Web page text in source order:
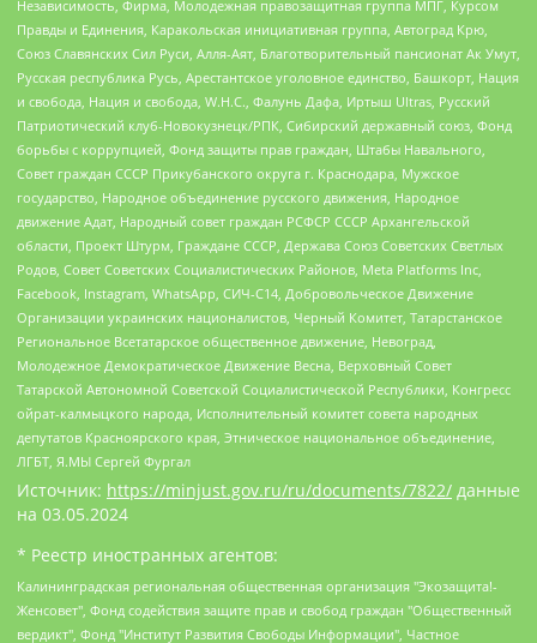
Независимость, Фирма, Молодежная правозащитная группа МПГ, Курсом
Правды и Единения, Каракольская инициативная группа, Автоград Крю,
Союз Славянских Сил Руси, Алля-Аят, Благотворительный пансионат Ак Умут,
Русская республика Русь, Арестантское уголовное единство, Башкорт, Нация
и свобода, Нация и свобода, W.H.С., Фалунь Дафа, Иртыш Ultras, Русский
Патриотический клуб-Новокузнецк/РПК, Сибирский державный союз, Фонд
борьбы с коррупцией, Фонд защиты прав граждан, Штабы Навального,
Совет граждан СССР Прикубанского округа г. Краснодара, Мужское
государство, Народное объединение русского движения, Народное
движение Адат, Народный совет граждан РСФСР СССР Архангельской
области, Проект Штурм, Граждане СССР, Держава Союз Советских Светлых
Родов, Совет Советских Социалистических Районов, Meta Platforms Inc,
Facebook, Instagram, WhatsApp, СИЧ-С14, Добровольческое Движение
Организации украинских националистов, Черный Комитет, Татарстанское
Региональное Всетатарское общественное движение, Невоград,
Молодежное Демократическое Движение Весна, Верховный Совет
Татарской Автономной Советской Социалистической Республики, Конгресс
ойрат-калмыцкого народа, Исполнительный комитет совета народных
депутатов Красноярского края, Этническое национальное объединение,
ЛГБТ, Я.МЫ Сергей Фургал
Источник: https://minjust.gov.ru/ru/documents/7822/ данные
на 03.05.2024
* Реестр иностранных агентов:
Калининградская региональная общественная организация "Экозащита!-Женсовет", Фонд содействия защите прав и свобод граждан "Общественный вердикт", Фонд "Институт Развития Свободы Информации", Частное учреждение "Информационное агентство МЕМО. РУ", Региональная общественная организация "Общественная комиссия по сохранению наследия академика Сахарова", Фонд поддержки свободы прессы, Санкт-Петербургская общественная правозащитная организация "Гражданский контроль", Межрегиональная общественная организация "Информационно-просветительский центр "Мемориал", Региональный Фонд "Центр Защиты Прав Средств Массовой Информации", с 05.12.2023 Фонд "Центр Защиты Прав Средств массовой информации", Региональная общественная благотворительная организация помощи беженцам и мигрантам "Гражданское содействие", Негосударственное образовательное учреждение дополнительного профессионального образования (повышение квалификации) специалистов "АКАДЕМИЯ ПО ПРАВАМ ЧЕЛОВЕКА", Свердловская региональная общественная организация "Сутяжник", Автономная некоммерческая организация "Центр независимых социологических исследований", Союз общественных объединений "Российский исследовательский центр по правам человека", Региональное общественное учреждение научно-информационный центр "МЕМОРИАЛ", Некоммерческая организация "Фонд защиты гласности", Автономная некоммерческая организация "Институт прав человека", Городская общественная организация "Екатеринбургское общество "МЕМОРИАЛ", Городская общественная организация "Рязанское историко-просветительское и правозащитное общество "Мемориал" (Рязанский Мемориал), Челябинский региональный орган общественной самодеятельности – женское общественное объединение "Женщины Евразии", Челябинский региональный орган общественной самодеятельности "Уральская правозащитная группа", Фонд содействия защите здоровья и социальной справедливости имени Андрея Рылькова, Автономная Некоммерческая Организация "Аналитический Центр Юрия Левады", Автономная некоммерческая организация социальной поддержки населения "Проект Апрель", Региональная общественная организация помощи женщинам и детям, находящимся в кризисной ситуации "Информационно-методический центр "Анна", Фонд содействия развитию массовых коммуникаций и правовому просвещению "Так-так-Так", Фонд содействия устойчивому развитию "Серебряная тайга", Свердловский региональный общественный фонд социальных проектов "Новое время", "Idel.Реалии", Кавказ.Реалии, Крым.Реалии, Телеканал Настоящее Время, Татаро-башкирская служба Радио Свобода (Azatliq Radiosi), Радио Свободная Европа/Радио Свобода (PCE/PC), "Сибирь.Реалии", "Фактограф", Благотворительный фонд помощи осужденным и их семьям, Автономная некоммерческая организация "Институт глобализации и социальных движений", Фонд "В защиту прав заключенных", Частное учреждение "Центр поддержки и содействия развитию средств массовой информации", Пензенский региональный общественный благотворительный фонд "Гражданский союз", "Север.Реалии", Некоммерческая организация Фонд "Правовая инициатива", Общество с ограниченной ответственностью "Радио Свободная Европа/Радио Свобода", Чешское информационное агентство "MEDIUM-ORIENT", Красноярская региональная общественная организация "Мы против СПИДа", Камалягин Денис Николаевич, Маркелов Сергей Евгеньевич, Пономарев Лев Александрович, Савицкая Людмила Алексеевна, Автономная некоммерческая организация "Центр по работе с проблемой насилия "НАСИЛИЮ.НЕТ", Межрегиональный профессиональный союз работников здравоохранения "Альянс врачей", Юридическое лицо, зарегистрированное в Латвийской Республике, SIA "Medusa Project" (регистрационный номер 40103797863, дата регистрации 10.06.2014), Некоммерческая организация "Фонд по борьбе с коррупцией", Автономная некоммерческая организация "Институт права и публичной политики", Баданин Роман Сергеевич, Гликин Максим Александрович, Железнова Мария Михайловна, Лукьянова Юлия Сергеевна, Маетная Елизавета Витальевна, Маняхин Петр Борисович, Чуракова Ольга Владимировна, Ярош Юлия Петровна, Юридическое лицо "The Insider SIA", зарегистрированное в Риге, Латвийская Республика (дата регистрации 26.06.2015), являющееся администратором доменного имени интернет-издания "The Insider SIA", https://theins.ru, Постернак Алексей Евгеньевич, Рубин Михаил Аркадьевич, Анин Роман Александрович, Юридическое лицо Istories fonds, зарегистрированное в Латвийской Республике (регистрационный номер 50008295751, дата регистрации 24.02.2020), Великовский Дмитрий Александрович, Долинина Ирина Николаевна, Мароховская Алеся Алексеевна, Шлейнов Роман Юрьевич, Шмагун Олеся Валентиновна, Общество с ограниченной ответственностью "Альтаир 2021", Общество с ограниченной ответственностью "Вега 2021", Общество с ограниченной ответственностью "Главный редактор 2021", Общество с ограниченной ответственностью "Ромашки монолит", Важенков Артем Валерьевич, Ивановская областная общественная организация "Центр гендерных исследований", Гурман Юрий Альбертович, Медиапроект "ОВД-Инфо", Егоров Владимир Владимирович, Жилинский Владимир Александрович, Общество с ограниченной ответственностью "ЗП", Иванова София Юрьевна, Карезина Инна Павловна, Кильтау Екатерина Викторовна, Петров Алексей Викторович, Пискунов Сергей Евгеньевич, Смирнов Сергей Сергеевич, Тихонов Михаил Сергеевич, Общество с ограниченной ответственностью "ЖУРНАЛИСТ-ИНОСТРАННЫЙ АГЕНТ", Арапова Галина Юрьевна, Вольтская Татьяна Анатольевна, Американская компания "Mason G.E.S. Anonymous Foundation" (США), являющаяся владельцем интернет-издания https://mnews.world/, Компания "Stichting Bellingcat", зарегистрированная в Нидерландах (дата регистрации 11.07.2018), Захаров Андрей Вячеславович, Клепиковская Екатерина Дмитриевна, Общество с ограниченной ответственностью "МЕМО", Перл Роман Александрович, Симонов Евгений Алексеевич, Соловьева Елена Анатольевна, Сотников Даниил Владимирович, Сурначева Елизавета Дмитриевна, Автономная некоммерческая организация по защите прав человека и информированию населения "Якутия – Наше Мнение", Общество с ограниченной ответственностью "Москоу диджитал медиа", с 26.01.2023 Общество с ограниченной ответственностью "Чайка Белые сады", Ветошкина Валерия Валерьевна, Заговора Максим Александрович, Межрегиональное общественное движение "Российская ЛГБТ - сеть", Оленичев Максим Владимирович, Павлов Иван Юрьевич, Скворцова Елена Сергеевна, Общество с ограниченной ответственностью "Как бы инагент", Кочетков Игорь Викторович, Общество с ограниченной ответственностью "Честные выборы", Еланчик Олег Александрович, Общество с ограниченной ответственностью "Нобелевский призыв", Гималова Регина Эмилевна, Григорьев Андрей Валерьевич, Григорьева Алина Александровна, Ассоциация по содействию защите прав призывников, альтернативнослужащих и военнослужащих "Правозащитная группа "Гражданин.Армия.Право", Хисамова Регина Фаритовна, Автономная некоммерческая организация по реализации социально-правовых программ "Лилит", Дальневосточное общественное движение "Маяк", Санкт-Петербургская ЛГБТ-инициативная группа "Выход", Инициативная группа ЛГБТ+ "Реверс", Алексеев Андрей Викторович, Бекбулатова Таисия Львовна, Беляев Иван Михайлович, Владыкина Елена Сергеевна, Гельман Марат Александрович, Никульшина Вероника Юрьевна, Толоконникова Надежда Андреевна, Шендерович Виктор Анатольевич, Общество с ограниченной ответственностью "Данное сообщение", Общество с ограниченной ответственностью Издательский дом "Новая глава", Айнбиндер Александра Александровна, Московский комьюнити-центр для ЛГБТ+инициатив, Благотворительный фонд развития филантропии, Deutsche Welle (Германия, Kurt-Schumacher-Strasse 3, 53113 Bonn), Борзунова Мария Михайловна, Воробьев Виктор Викторович, Голубева Анна Львовна, Константинова Алла Михайловна, Малкова Ирина Владимировна, Мурадов Мурад Абдулгалимович, Осетинская Елизавета Николаевна, Понасенков Евгений Николаевич, Ганапольский Матвей Юрьевич, Киселев Евгений Алексеевич, Борухович Ирина Григорьевна, Дремин Иван Тимофеевич, Дубровский Дмитрий Викторович, Красноярская региональная общественная организация поддержки и развития альтернативных образовательных технологий и межкультурных коммуникаций "ИНТЕРРА", Маяковская Екатерина Алексеевна, Фейгин Марк Захарович, Филимонов Андрей Викторович, Дзугкоева Регина Николаевна, Доброхотов Роман Александрович, Дудь Юрий Александрович, Елкин Сергей Владимирович, Кругликов Кирилл Игоревич, Сабунаева Мария Леонидовна, Семенов Алексей Владимирович, Шаинян Карен Багратович, Шульман Екатерина Михайловна, Асафьев Артур Валерьевич, Вахштайн Виктор Семенович, Венедиктов Алексей Алексеевич, Лушникова Екатерина Евгеньевна, Волков Леонид Михайлович, Невзоров Александр Глебович, Пархоменко Сергей Борисович, Сироткин Ярослав Николаевич, Кара-Мурза Владимир Владимирович, Баранова Наталья Владимировна, Гозман Леонид Яковлевич, Кагарлицкий Борис Юльевич, Климарев Михаил Валерьевич, Милов Владимир Станиславович, Автономная некоммерческая организация Краснодарский центр современного искусства "Типография", Моргенштерн Алишер Тагирович, Соболь Любовь Эдуардовна, Общество с ограниченной ответственностью "ЛИЗА НОРМ", Каспаров Гарри Кимович, Ходорковский Михаил Борисович, Общество с ограниченной ответственностью "Апрельские тезисы", Данилович Ирина Брониславовна, Кашин Олег Владимирович, Петров Николай Владимирович, Пивоваров Алексей Владимирович, Соколов Михаил Владимирович, Цветкова Юлия Владимировна, Чичваркин Евгений Александрович, Комитет против пыток/Команда против пыток, Общество с ограниченной ответственностью "Первый научный", Общество с ограниченной ответственностью "Вертолет и ко", Белоцерковская Вероника Борисовна, Кац Максим Евгеньевич, Лазарева Татьяна Юрьевна, Шаведдинов Руслан Табризович, Яшин Илья Валерьевич, Общество с ограниченной ответственностью "Иноагент ААВ", Алешковский Дмитрий Петрович, Альбац Евгения Марковна, Быков Дмитрий Львович, Галямина Юлия Евгеньевна, Лойко Сергей Леонидович, Мартынов Кирилл Константинович, Медведев Сергей Александрович, Крашенинников Федор Геннадиевич, Гордеева Катерина Вл